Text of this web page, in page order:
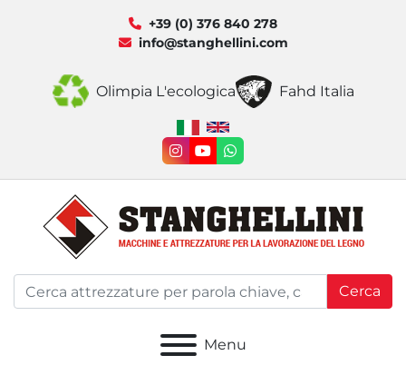
+39 (0) 376 840 278
info@stanghellini.com
Olimpia L'ecologica Fahd Italia
instagram
youtubewhatsapp
Cerca
Menu